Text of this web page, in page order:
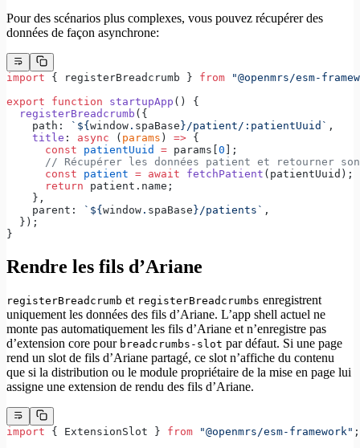
Pour des scénarios plus complexes, vous pouvez récupérer des
données de façon asynchrone:
import { registerBreadcrumb } from "@openmrs/esm-
export function startupApp () {
  registerBreadcrumb
({
    path:
`${window . spaBase}/patient/:patientUuid` ,
    title
: async ( params ) => {
      const
patientUuid = params[0 ];
// Récupérer les données patient et retourner
      const
patient = await fetchPatient (patientUuid);
      return
patient.name;
    },
    parent:
`${window . spaBase}/patients` ,
  });
}
Rendre les fils d’Ariane
registerBreadcrumb et registerBreadcrumbs enregistrent
uniquement les données des fils d’Ariane. L’app shell actuel ne
monte pas automatiquement les fils d’Ariane et n’enregistre pas
d’extension core pour breadcrumbs-slot par défaut. Si une page
rend un slot de fils d’Ariane partagé, ce slot n’affiche du contenu
que si la distribution ou le module propriétaire de la mise en page lui
assigne une extension de rendu des fils d’Ariane.
import { ExtensionSlot } from "@openmrs/esm-framework" ;